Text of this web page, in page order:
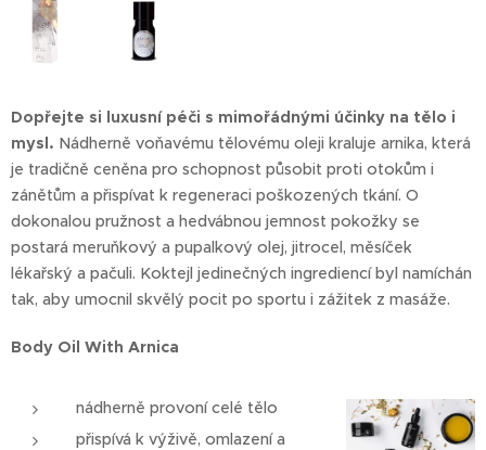
Dopřejte si luxusní péči s mimořádnými účinky na tělo i
mysl. Nádherně voňavému tělovému oleji kraluje arnika, která
je tradičně ceněna pro schopnost působit proti otokům i
zánětům a přispívat k regeneraci poškozených tkání. O
dokonalou pružnost a hedvábnou jemnost pokožky se
postará meruňkový a pupalkový olej, jitrocel, měsíček
lékařský a pačuli. Koktejl jedinečných ingrediencí byl namíchán
tak, aby umocnil skvělý pocit po sportu i zážitek z masáže.
Body Oil With Arnica
nádherně provoní celé tělo
přispívá k výživě, omlazení a